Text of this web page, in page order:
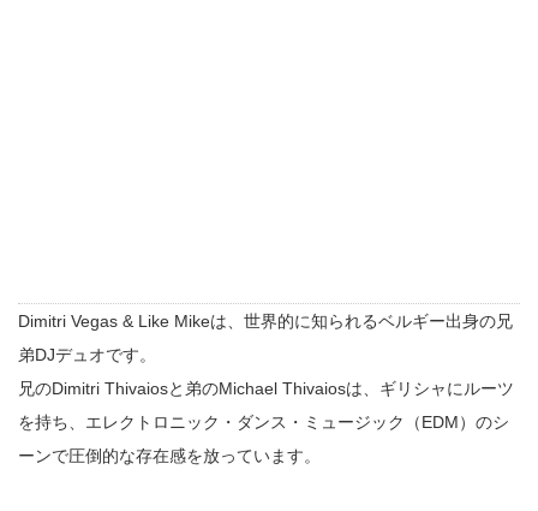
Dimitri Vegas & Like Mikeは、世界的に知られるベルギー出身の兄
弟DJデュオです。
兄のDimitri Thivaiosと弟のMichael Thivaiosは、ギリシャにルーツ
を持ち、エレクトロニック・ダンス・ミュージック（EDM）のシ
ーンで圧倒的な存在感を放っています。